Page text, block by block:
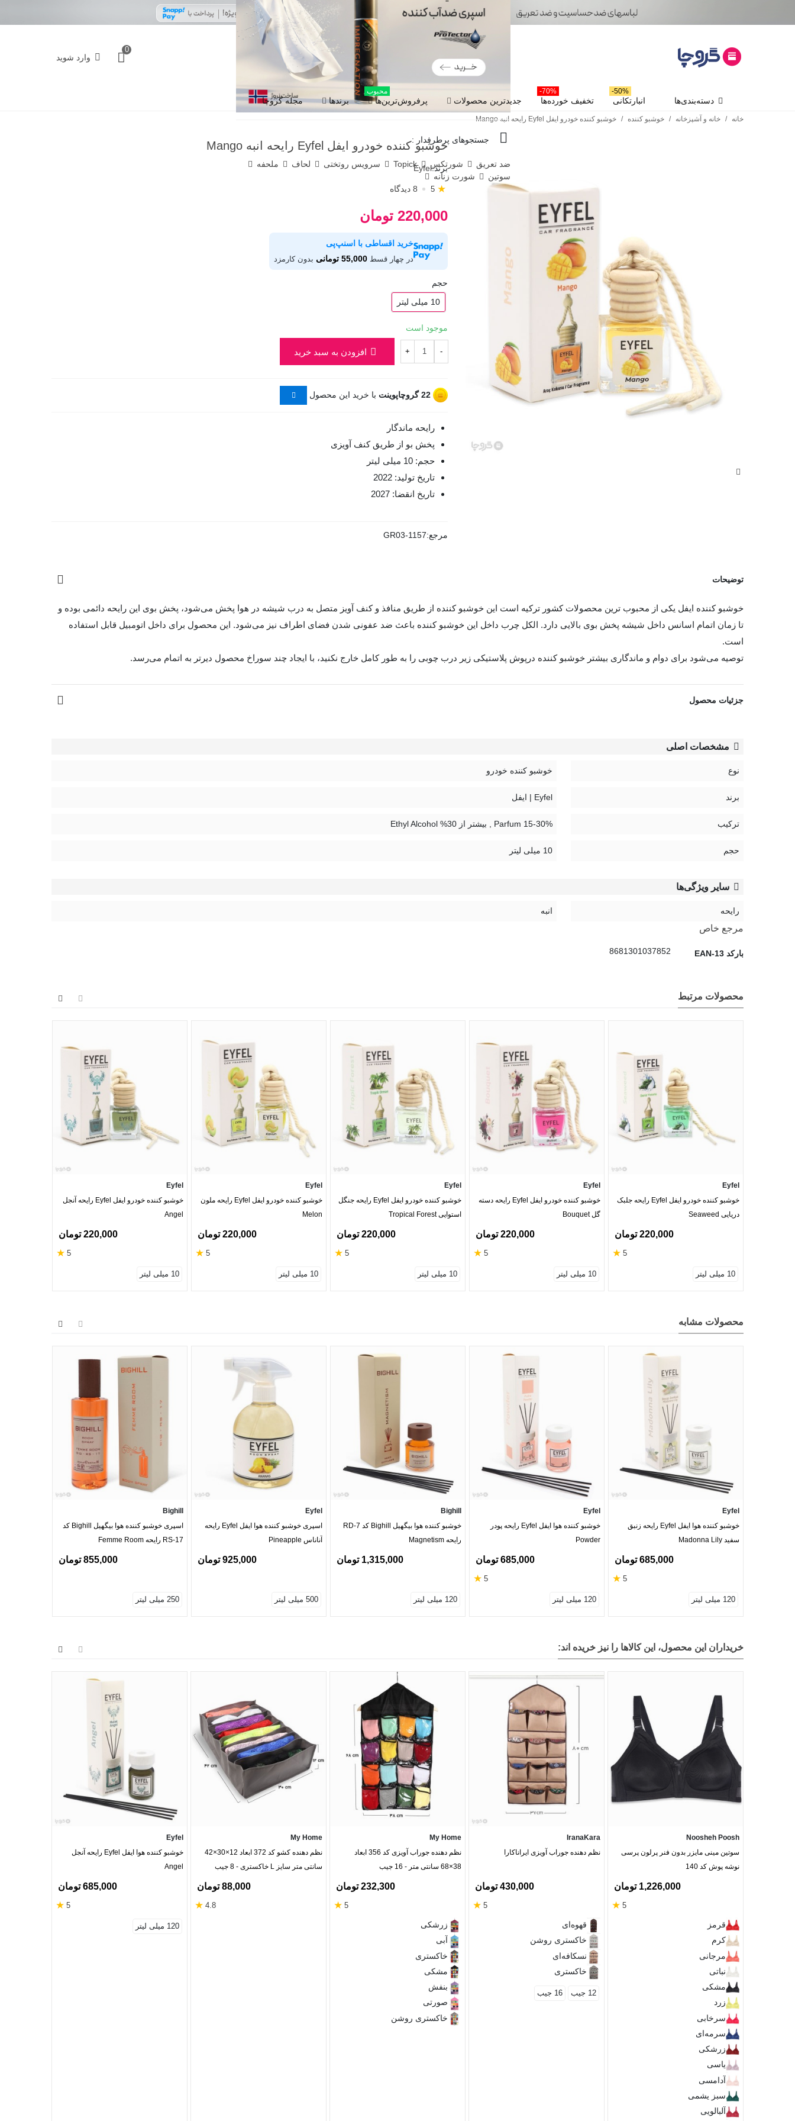
جستجوهای پرطرفدار :
ضد تعریق شورتکس Topick سرویس روتختی لحاف
ملحفه
سوتین
شورت زنانه
0
وارد شوید
دسته‌بندی‌ها انبارتکانی
50%-
تخفیف خورده‌ها
70%-
جدیدترین محصولات پرفروش‌ترین‌ها
محبوب
برندها مجله گروچا
خانه / خانه و آشپزخانه / خوشبو کننده / خوشبو کننده خودرو ایفل Eyfel رایحه انبه Mango
خوشبو کننده خودرو ایفل Eyfel رایحه انبه Mango
برند:Eyfel
5 ★ 8 دیدگاه
220,000 تومان
خرید اقساطی با اسنپ‌پی
در چهار قسط 55,000 تومانی بدون کارمزد
حجم
10 میلی لیتر
موجود است
-
+ افزودن به سبد خرید
22گروچاپوینت با خرید این محصول
رایحه ماندگار
پخش بو از طریق کنف آویزی
حجم: 10 میلی لیتر
تاریخ تولید: 2022
تاریخ انقضا: 2027
مرجع:GR03-1157
توضیحات
خوشبو کننده ایفل یکی از محبوب ترین محصولات کشور ترکیه است این خوشبو کننده از طریق منافذ و کنف آویز متصل به درب شیشه در هوا پخش می‌شود، پخش بوی این رایحه دائمی بوده و
تا زمان اتمام اسانس داخل شیشه پخش بوی بالایی دارد. الکل چرب داخل این خوشبو کننده باعث ضد عفونی شدن فضای اطراف نیز ‌می‌شود. این محصول برای داخل اتومبیل قابل استفاده
است.
توصیه ‌می‌شود برای دوام و ماندگاری بیشتر خوشبو کننده درپوش پلاستیکی زیر درب چوبی را به طور کامل خارج نکنید، با ایجاد چند سوراخ محصول دیرتر به اتمام می‌رسد.
جزئیات محصول
مشخصات اصلی
نوع خوشبو کننده خودرو
برند Eyfel | ایفل
ترکیب Parfum 15-30% , بیشتر از 30% Ethyl Alcohol
حجم 10 میلی لیتر
سایر ویژگی‌ها
رایحه انبه
مرجع خاص
بارکد EAN-13 8681301037852
محصولات مرتبط
Eyfel
خوشبو کننده خودرو ایفل Eyfel رایحه جلبک
دریایی Seaweed
220,000 تومان
5
★
10 میلی لیتر
Eyfel
خوشبو کننده خودرو ایفل Eyfel رایحه دسته
گل Bouquet
220,000 تومان
5
★
10 میلی لیتر
Eyfel
خوشبو کننده خودرو ایفل Eyfel رایحه جنگل
استوایی Tropical Forest
220,000 تومان
5
★
10 میلی لیتر
Eyfel
خوشبو کننده خودرو ایفل Eyfel رایحه ملون
Melon
220,000 تومان
5
★
10 میلی لیتر
Eyfel
خوشبو کننده خودرو ایفل Eyfel رایحه آنجل
Angel
220,000 تومان
5
★
10 میلی لیتر
محصولات مشابه
Eyfel
خوشبو کننده هوا ایفل Eyfel رایحه زنبق
سفید Madonna Lily
685,000 تومان
5
★
120 میلی لیتر
Eyfel
خوشبو کننده هوا ایفل Eyfel رایحه پودر
Powder
685,000 تومان
5
★
120 میلی لیتر
Bighill
خوشبو کننده هوا بیگهیل Bighill کد RD-7
رایحه Magnetism
1,315,000 تومان
120 میلی لیتر
Eyfel
اسپری خوشبو کننده هوا ایفل Eyfel رایحه
آناناس Pineapple
925,000 تومان
500 میلی لیتر
Bighill
اسپری خوشبو کننده هوا بیگهیل Bighill کد
RS-17 رایحه Femme Room
855,000 تومان
250 میلی لیتر
خریداران این محصول، این کالاها را نیز خریده اند:
Noosheh Poosh
سوتین مینی مایزر بدون فنر پرلون پرسی
نوشه پوش کد 140
1,226,000 تومان
5
★
قرمز
کرم
مرجانی
نباتی
مشکی
زرد
سرخابی
سرمه‌ای
زرشکی
یاسی
آدامسی
سبز یشمی
آلبالویی
IranaKara
نظم دهنده جوراب آویزی ایراناکارا
430,000 تومان
5
★
قهوه‌ای
خاکستری روشن
نسکافه‌ای
خاکستری
12 جیب 16 جیب
My Home
نظم دهنده جوراب آویزی کد 356 ابعاد
38×68 سانتی متر - 16 جیب
232,300 تومان
5
★
زرشکی
آبی
خاکستری
مشکی
بنفش
صورتی
خاکستری روشن
My Home
نظم دهنده کشو کد 372 ابعاد 12×30×42
سانتی متر سایز L خاکستری - 8 جیب
88,000 تومان
4.8
★
Eyfel
خوشبو کننده هوا ایفل Eyfel رایحه آنجل
Angel
685,000 تومان
5
★
120 میلی لیتر